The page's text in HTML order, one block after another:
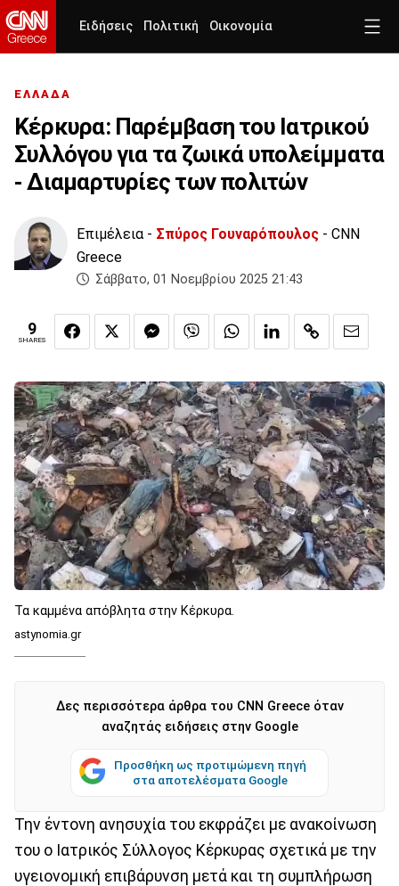
Ειδήσεις Πολιτική Οικονομία
ΕΛΛΑΔΑ
Κέρκυρα: Παρέμβαση του Ιατρικού
Συλλόγου για τα ζωικά υπολείμματα
- Διαμαρτυρίες των πολιτών
Επιμέλεια - Σπύρος Γουναρόπουλος - CNN
Greece
Σάββατο, 01 Νοεμβρίου 2025 21:43
9
SHARES
Τα καμμένα απόβλητα στην Κέρκυρα.
astynomia.gr
Δες περισσότερα άρθρα του CNN Greece όταν
αναζητάς ειδήσεις στην Google
Προσθήκη ως προτιμώμενη πηγή
στα αποτελέσματα Google
Την έντονη ανησυχία του εκφράζει με ανακοίνωση
του ο Ιατρικός Σύλλογος Κέρκυρας σχετικά με την
υγειονομική επιβάρυνση μετά και τη συμπλήρωση